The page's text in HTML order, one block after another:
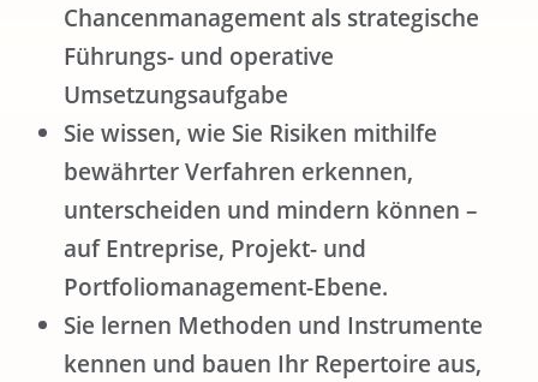
Chancenmanagement als strategische
Führungs- und operative
Umsetzungsaufgabe
Sie wissen, wie Sie Risiken mithilfe
bewährter Verfahren erkennen,
unterscheiden und mindern können –
auf Entreprise, Projekt- und
Portfoliomanagement-Ebene.
Sie lernen Methoden und Instrumente
kennen und bauen Ihr Repertoire aus,